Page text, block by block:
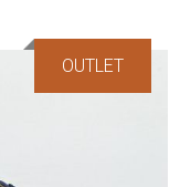
OUTLET